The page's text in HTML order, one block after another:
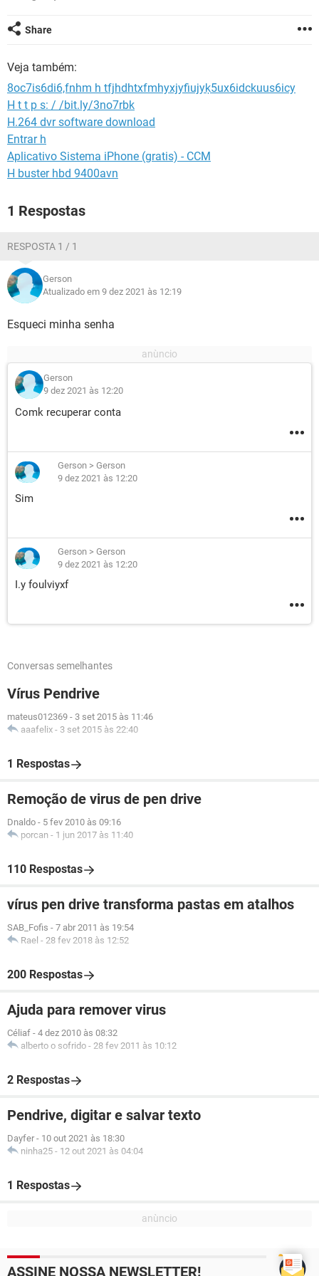
Share
Veja também:
8oc7is6di6,fnhm h tfjhdhtxfmhyxjyfiujyķ5ux6idckuus6icy
H t t p s: / /bit.ly/3no7rbk
H.264 dvr software download
Entrar h
Aplicativo Sistema iPhone (gratis) - CCM
H buster hbd 9400avn
1 Respostas
RESPOSTA 1 / 1
Gerson
Atualizado em 9 dez 2021 às 12:19
Esqueci minha senha
Gerson
9 dez 2021 às 12:20
Comk recuperar conta
Gerson > Gerson
9 dez 2021 às 12:20
Sim
Gerson > Gerson
9 dez 2021 às 12:20
I.y foulviyxf
Conversas semelhantes
Vírus Pendrive
mateus012369 - 3 set 2015 às 11:46
aaafelix - 3 set 2015 às 22:40
1 Respostas
Remoção de virus de pen drive
Dnaldo - 5 fev 2010 às 09:16
porcan - 1 jun 2017 às 11:40
110 Respostas
vírus pen drive transforma pastas em atalhos
SAB_Fofis - 7 abr 2011 às 19:54
Rael - 28 fev 2018 às 12:52
200 Respostas
Ajuda para remover virus
Céliaf - 4 dez 2010 às 08:32
alberto o sofrido - 28 fev 2011 às 10:12
2 Respostas
Pendrive, digitar e salvar texto
Dayfer - 10 out 2021 às 18:30
ninha25 - 12 out 2021 às 04:04
1 Respostas
ASSINE NOSSA NEWSLETTER!